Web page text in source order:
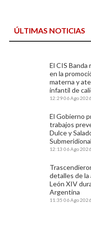
ÚLTIMAS NOTICIAS
El CIS Banda
en la
materna y
infantil de
12:2906 Ago 2026
El Gobierno
trabajos
Dulce y
12:13 06 Ago 2026
detalles de la
León XIV
Argentina
11:35 06 Ago 2026